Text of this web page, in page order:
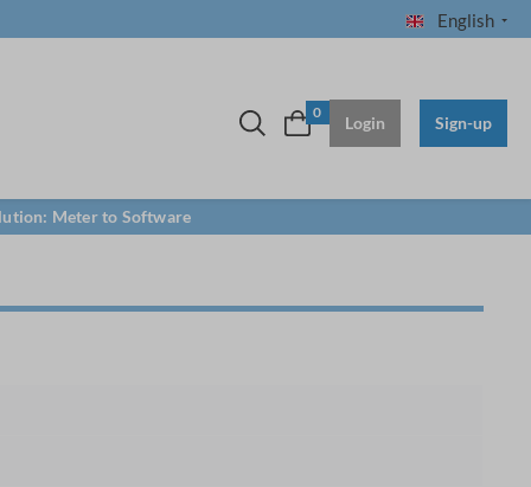
English
0 Login Sign-up
Meter to Software